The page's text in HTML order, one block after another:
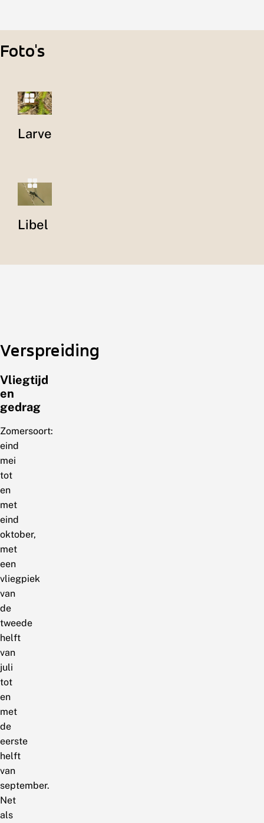
Foto's
Larve
Libel
Verspreiding
Vliegtijd
en
gedrag
Zomersoort:
eind
mei
tot
en
met
eind
oktober,
met
een
vliegpiek
van
de
tweede
helft
van
juli
tot
en
met
de
eerste
helft
van
september.
Net
als